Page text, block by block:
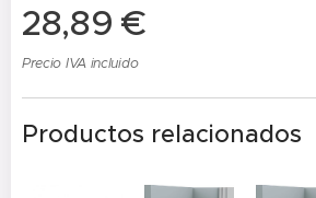
28,89 €
Precio IVA incluido
Productos relacionados